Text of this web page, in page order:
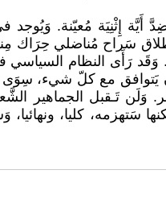
أَيَّة إِثْنِيَة مُعيّنة.
إطلاق سَراح مُناضلي
وَقَد رَأَى النظام
أن يَتوافق مع كلّ شيء،
تَـقبل الجماهير
سَتهزمه، كليا،